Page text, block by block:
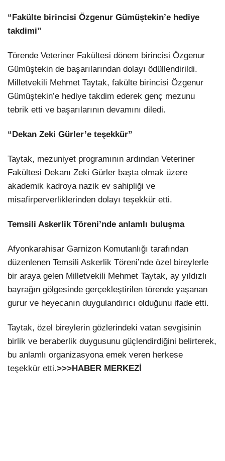
“Fakülte birincisi Özgenur Gümüştekin’e hediye
takdimi”
Törende Veteriner Fakültesi dönem birincisi Özgenur
Gümüştekin de başarılarından dolayı ödüllendirildi.
Milletvekili Mehmet Taytak, fakülte birincisi Özgenur
Gümüştekin’e hediye takdim ederek genç mezunu
tebrik etti ve başarılarının devamını diledi.
“Dekan Zeki Gürler’e teşekkür”
Taytak, mezuniyet programının ardından Veteriner
Fakültesi Dekanı Zeki Gürler başta olmak üzere
akademik kadroya nazik ev sahipliği ve
misafirperverliklerinden dolayı teşekkür etti.
Temsili Askerlik Töreni’nde anlamlı buluşma
Afyonkarahisar Garnizon Komutanlığı tarafından
düzenlenen Temsili Askerlik Töreni’nde özel bireylerle
bir araya gelen Milletvekili Mehmet Taytak, ay yıldızlı
bayrağın gölgesinde gerçekleştirilen törende yaşanan
gurur ve heyecanın duygulandırıcı olduğunu ifade etti.
Taytak, özel bireylerin gözlerindeki vatan sevgisinin
birlik ve beraberlik duygusunu güçlendirdiğini belirterek,
bu anlamlı organizasyona emek veren herkese
teşekkür etti.>>>HABER MERKEZİ